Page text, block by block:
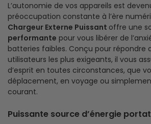
L’autonomie de vos appareils est
préoccupation constante à l’ère
Chargeur Externe Puissant offre une
performante pour vous libérer de
batteries faibles. Conçu pour répondre
utilisateurs les plus exigeants, il vous
d’esprit en toutes circonstances, que
déplacement, en voyage ou
courant.
Puissante source d’énergie